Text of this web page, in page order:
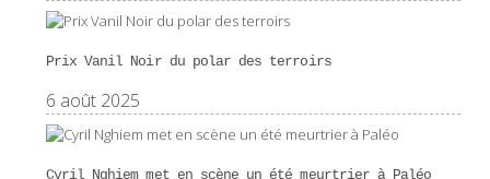
Prix Vanil Noir du polar des terroirs
6 août 2025
Cyril Nghiem met en scène un été meurtrier à Paléo